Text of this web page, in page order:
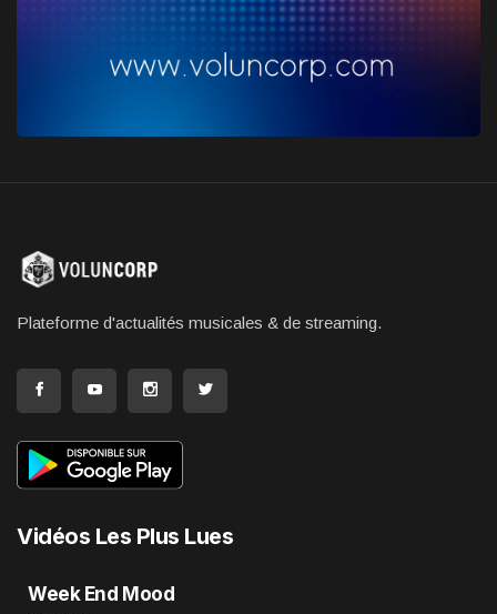
Plateforme d'actualités musicales & de streaming.
Vidéos Les Plus Lues
Week End Mood